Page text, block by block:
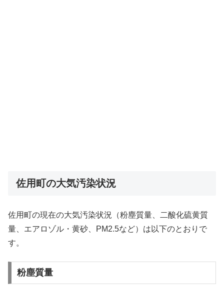
佐用町の大気汚染状況
佐用町の現在の大気汚染状況（粉塵質量、二酸化硫黄質
量、エアロゾル・黄砂、PM2.5など）は以下のとおりで
す。
粉塵質量